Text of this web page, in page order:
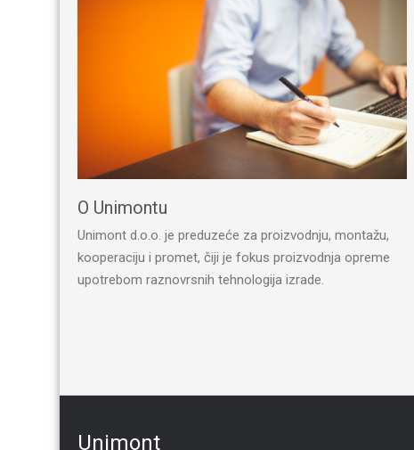
O Unimontu
Unimont d.o.o. je preduzeće za proizvodnju, montažu,
kooperaciju i promet, čiji je fokus proizvodnja opreme
upotrebom raznovrsnih tehnologija izrade.
Unimont